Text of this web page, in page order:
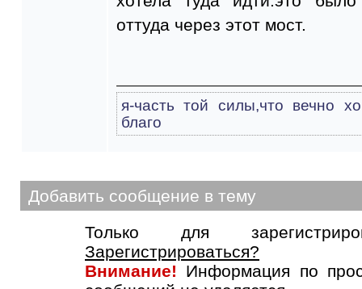
оттуда через этот мост.
я-часть той силы,что вечно
благо
Добавить сообщение в тему
Только для
Зарегистрироваться?
Внимание! Информация по